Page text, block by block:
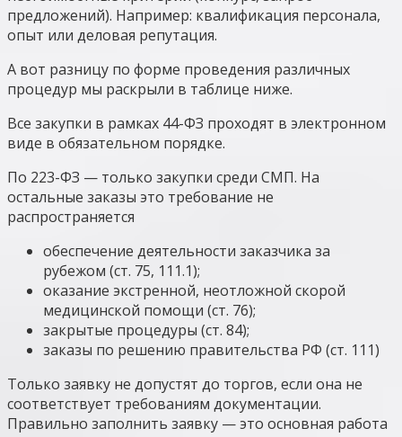
предложений). Например: квалификация персонала,
опыт или деловая репутация.
А вот разницу по форме проведения различных
процедур мы раскрыли в таблице ниже.
Все закупки в рамках 44-ФЗ проходят в электронном
виде в обязательном порядке.
По 223-ФЗ — только закупки среди СМП. На
остальные заказы это требование не
распространяется
обеспечение деятельности заказчика за
рубежом (ст. 75, 111.1);
оказание экстренной, неотложной скорой
медицинской помощи (ст. 76);
закрытые процедуры (ст. 84);
заказы по решению правительства РФ (ст. 111)
Только заявку не допустят до торгов, если она не
соответствует требованиям документации.
Правильно заполнить заявку — это основная работа